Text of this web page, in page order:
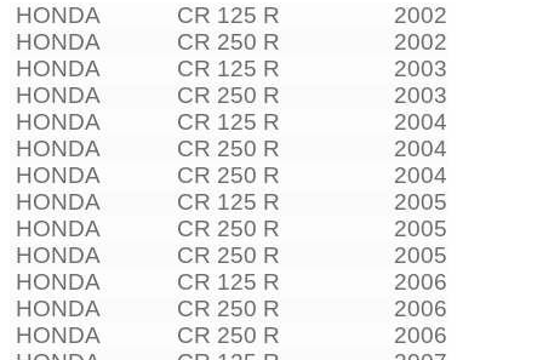
HONDA CR 125 R
2002
HONDA
CR 250 R
2002
HONDA
CR 125 R
2003
HONDA
CR 250 R
2003
HONDA
CR 125 R
2004
HONDA
CR 250 R
2004
HONDA
CR 250 R
2004
HONDA
CR 125 R
2005
HONDA
CR 250 R
2005
HONDA
CR 250 R
2005
HONDA
CR 125 R
2006
HONDA
CR 250 R
2006
HONDA
CR 250 R
2006